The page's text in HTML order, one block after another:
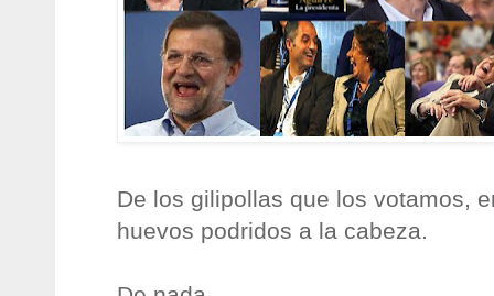
De los gilipollas que los votamos,
huevos podridos a la cabeza.